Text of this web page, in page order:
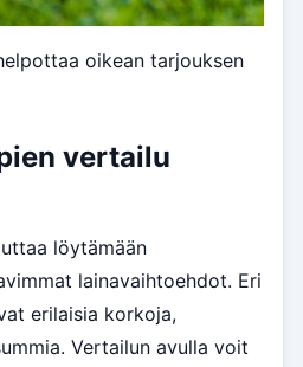
oikean tarjouksen
vertailu
löytämään
lainavaihtoehdot. Eri
erilaisia korkoja,
Vertailun avulla voit